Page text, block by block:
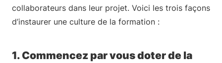
collaborateurs dans leur projet. Voici les trois façons
d’instaurer une culture de la formation :
1. Commencez par vous doter de la